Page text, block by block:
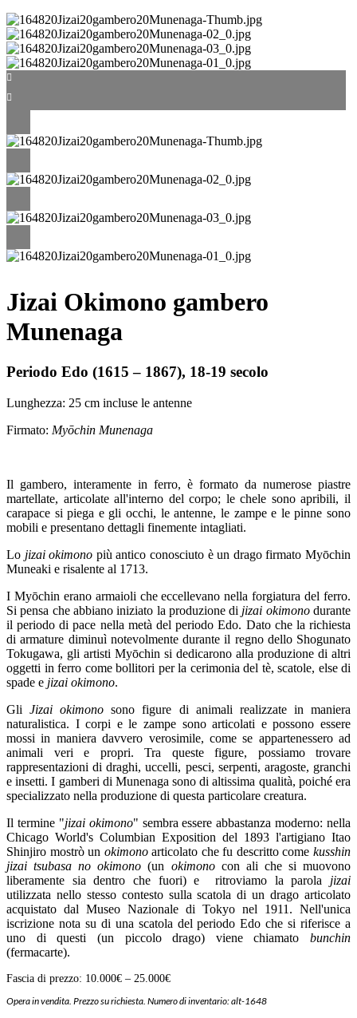
Jizai Okimono gambero
Munenaga
Periodo Edo (1615 – 1867), 18-19 secolo
Lunghezza: 25 cm incluse le antenne
Firmato: Myōchin Munenaga
Il gambero, interamente in ferro, è formato da numerose piastre
martellate, articolate all'interno del corpo; le chele sono apribili, il
carapace si piega e gli occhi, le antenne, le zampe e le pinne sono
mobili e presentano dettagli finemente intagliati.
Lo jizai okimono più antico conosciuto è un drago firmato Myōchin
Muneaki e risalente al 1713.
I Myōchin erano armaioli che eccellevano nella forgiatura del ferro.
Si pensa che abbiano iniziato la produzione di jizai okimonodurante
il periodo di pace nella metà del periodo Edo. Dato che la richiesta
di armature diminuì notevolmente durante il regno dello Shogunato
Tokugawa, gli artisti Myōchin si dedicarono alla produzione di altri
oggetti in ferro come bollitori per la cerimonia del tè, scatole, else di
spade e jizai okimono.
GliJizai okimono sono figure di animali realizzate in maniera
naturalistica. I corpi e le zampe sono articolati e possono essere
mossi in maniera davvero verosimile, come se appartenessero ad
animali veri e propri. Tra queste figure, possiamo trovare
rappresentazioni di draghi, uccelli, pesci, serpenti, aragoste, granchi
e insetti. I gamberi di Munenaga sono di altissima qualità, poiché era
specializzato nella produzione di questa particolare creatura.
Il termine "jizai okimono" sembra essere abbastanza moderno: nella
Chicago World's Columbian Exposition del 1893 l'artigiano Itao
Shinjiro mostrò un okimonoarticolato che fu descritto comekusshin
jizai tsubasa no okimono (un okimonocon ali che si muovono
liberamente sia dentro che fuori) e ritroviamo la parola jizai
utilizzata nello stesso contesto sulla scatola di un drago articolato
acquistato dal Museo Nazionale di Tokyo nel 1911. Nell'unica
iscrizione nota su di una scatola del periodo Edo che si riferisce a
uno di questi (un piccolo drago) viene chiamato bunchin
(fermacarte).
Fascia di prezzo: 10.000€ – 25.000€
Opera in vendita. Prezzo su richiesta. Numero di inventario: alt-1648